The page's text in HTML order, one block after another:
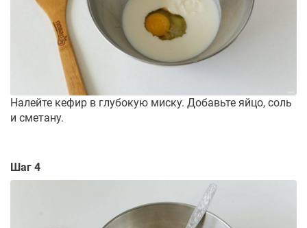
Налейте кефир в глубокую миску. Добавьте яйцо, соль
и сметану.
Шаг 4